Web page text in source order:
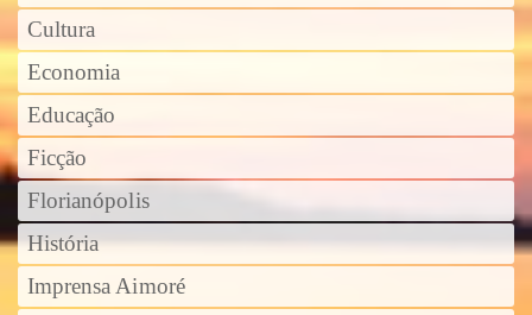
Cultura
Economia
Educação
Ficção
Florianópolis
História
Imprensa Aimoré